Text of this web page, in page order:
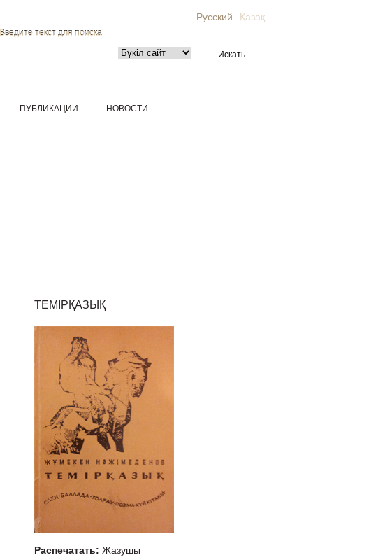
Русский Қазақ
Введите текст для поиска
ПУБЛИКАЦИИ НОВОСТИ
ТЕМІРҚАЗЫҚ
Распечатать: Жазушы